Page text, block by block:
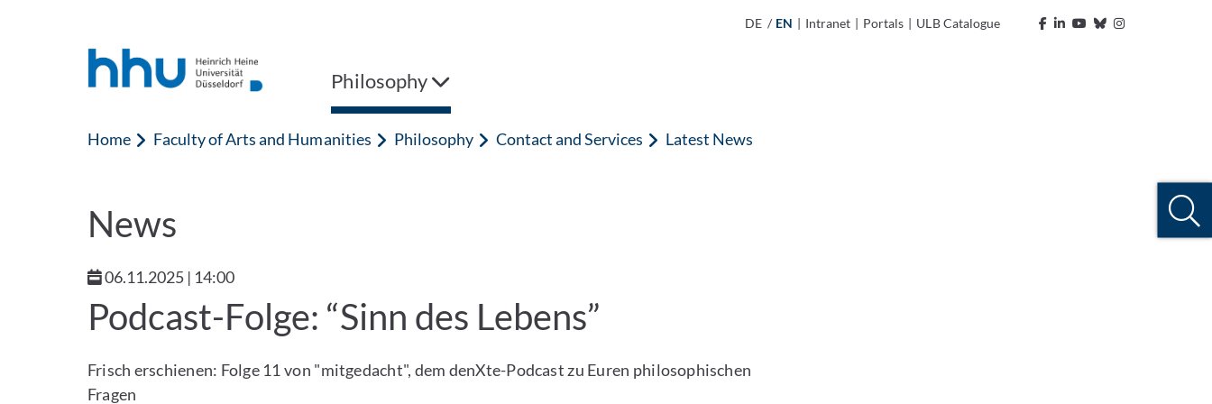
DE / EN | Intranet | Portals | ULB Catalogue
Philosophy
Home Faculty of Arts and Humanities Philosophy Contact and Services Latest News
News
06.11.2025 | 14:00
Podcast-Folge: “Sinn des Lebens”
Frisch erschienen: Folge 11 von "mitgedacht", dem denXte-Podcast zu Euren philosophischen
Fragen